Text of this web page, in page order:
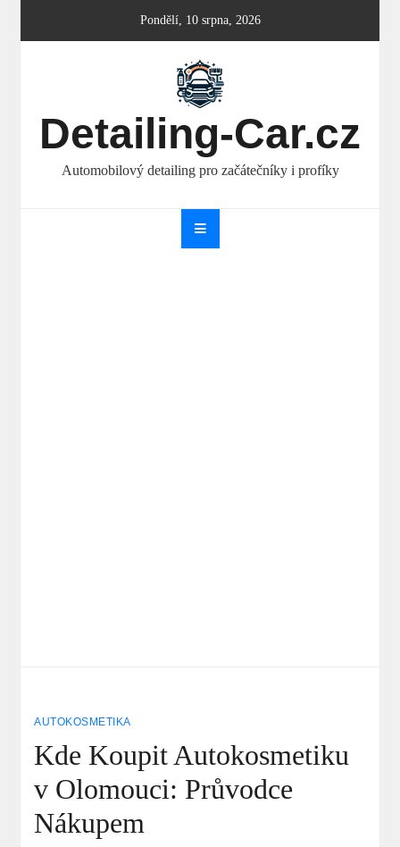
Pondělí, 10 srpna, 2026
Detailing-Car.cz
Automobilový detailing pro začátečníky i profíky
AUTOKOSMETIKA
Kde Koupit Autokosmetiku
v Olomouci: Průvodce
Nákupem